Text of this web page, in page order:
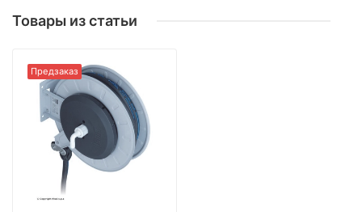
Товары из статьи
Предзаказ